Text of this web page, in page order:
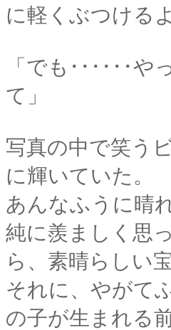
に軽くぶつける
「でも･･････
て」
写真の中で笑う
に輝いていた。
あんなふうに晴
純に羨ましく思
ら、素晴らしい
それに、やがて
の子が生まれる